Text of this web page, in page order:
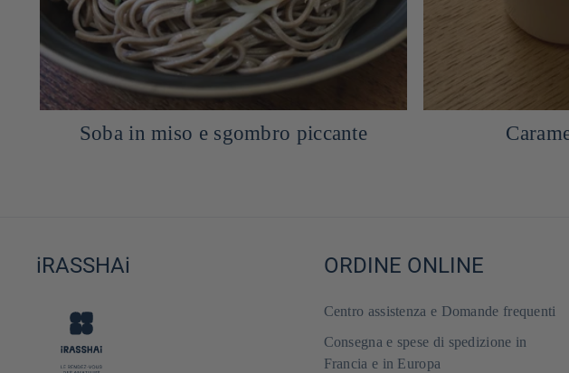
Caramello di latte Miso
iRASSHAi ORDINE ONLINE
Centro assistenza e Domande frequenti
Consegna e spese di spedizione in
Francia e in Europa